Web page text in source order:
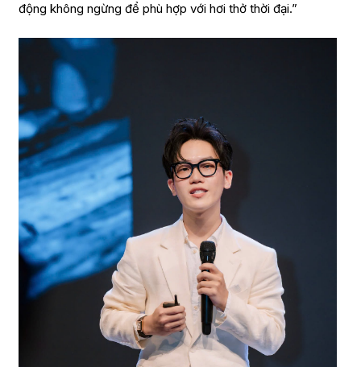
động không ngừng để phù hợp với hơi thở thời đại.”